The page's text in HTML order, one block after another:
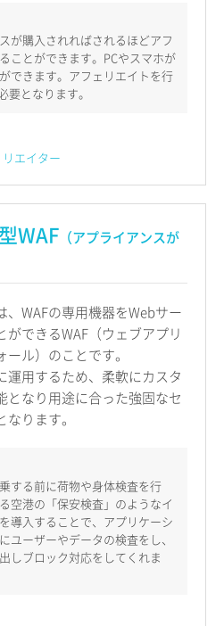
が購入されればされるほどアフ
ことができます。PCやスマホが
できます。アフェリエイトを行
要となります。
エイター
WAF （アプライアンスが
、WAFの専用機器をWebサー
できるWAF（ウェブアプリ
ル）のことです。
運用するため、柔軟にカスタ
となり用途に合った強固なセ
ります。
する前に荷物や身体検査を行
空港の「保安検査」のようなイ
導入することで、アプリケーシ
ユーザーやデータの検査をし、
しブロック対応をしてくれま